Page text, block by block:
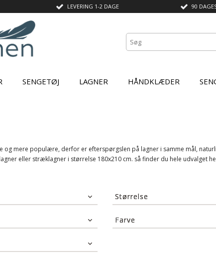
LEVERING 1-2 DAGE 90
SENGETØJ LAGNER HÅNDKLÆDER
og mere populære, derfor er efterspørgslen på lagner i samme mål,
eller stræklagner i størrelse 180x210 cm. så finder du hele
Størrelse
180x210 cm 70 cm U-Split
Farve